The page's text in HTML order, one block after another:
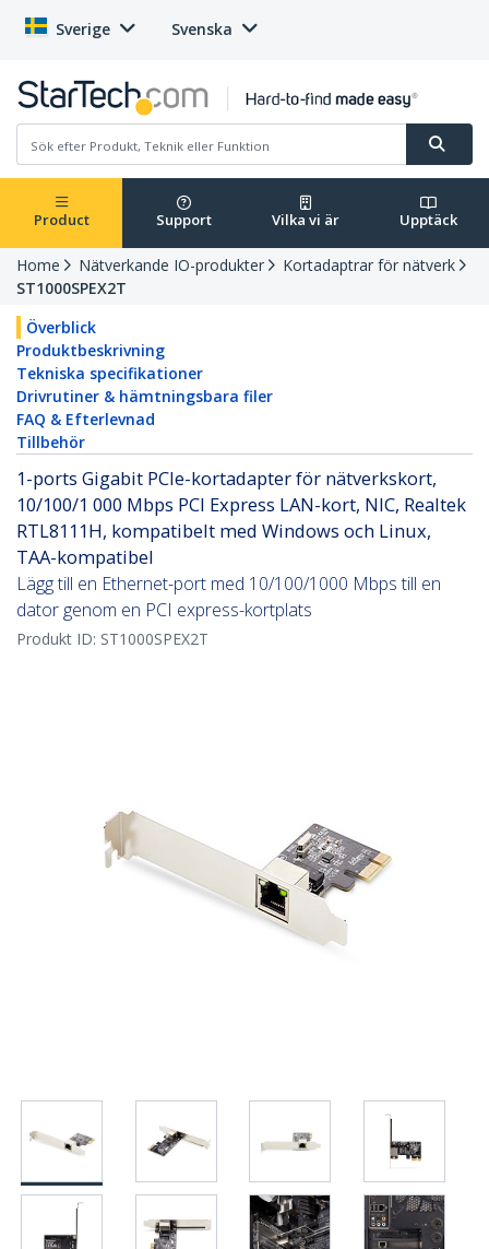
Sverige Svenska
Product Support Vilka vi är Upptäck
Home Nätverkande IO-produkter
Kortadaptrar för nätverk
ST1000SPEX2T
Överblick
Produktbeskrivning
Tekniska specifikationer
Drivrutiner & hämtningsbara filer
FAQ & Efterlevnad
Tillbehör
1-ports Gigabit PCIe-kortadapter för nätverkskort,
10/100/1 000 Mbps PCI Express LAN-kort, NIC, Realtek
RTL8111H, kompatibelt med Windows och Linux,
TAA-kompatibel
Lägg till en Ethernet-port med 10/100/1000 Mbps till en
dator genom en PCI express-kortplats
Produkt ID: ST1000SPEX2T